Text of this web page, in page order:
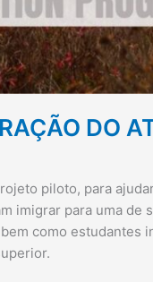
DO
piloto, para
imigrar para uma de
como estudantes